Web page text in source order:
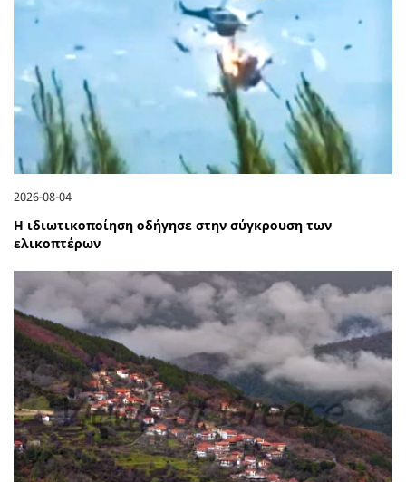
2026-08-04
Η ιδιωτικοποίηση οδήγησε στην σύγκρουση των
ελικοπτέρων